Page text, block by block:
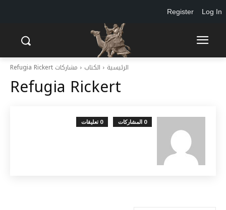
الرئيسية الكتاب مشاركات Refugia Rickert
Refugia Rickert
0 المشاركات 0 تعليقات
Log In
Register